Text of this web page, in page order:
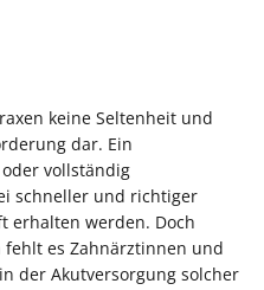
keine Seltenheit und
dar. Ein
vollständig
schneller und richtiger
erhalten werden. Doch
es Zahnärztinnen und
der Akutversorgung solcher